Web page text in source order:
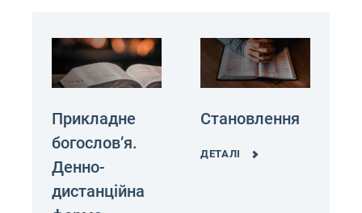
Прикладне
богослов’я.
Денно-
дистанційна
Становлення
ДЕТАЛІ